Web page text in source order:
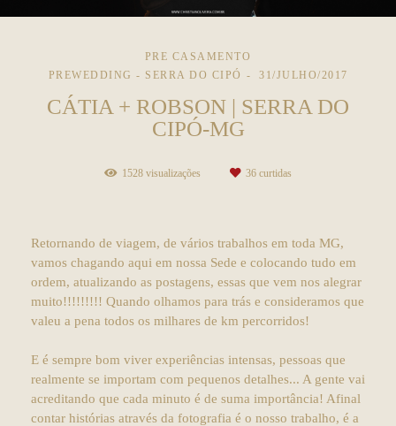
PRE CASAMENTO
PREWEDDING - SERRA DO CIPÓ
31/JULHO/2017
CÁTIA + ROBSON | SERRA DO
CIPÓ-MG
1528 visualizações 36 curtidas
Retornando de viagem, de vários trabalhos em toda MG,
vamos chagando aqui em nossa Sede e colocando tudo em
ordem, atualizando as postagens, essas que vem nos alegrar
muito!!!!!!!!! Quando olhamos para trás e consideramos que
valeu a pena todos os milhares de km percorridos!
E é sempre bom viver experiências intensas, pessoas que
realmente se importam com pequenos detalhes... A gente vai
acreditando que cada minuto é de suma importância! Afinal
contar histórias através da fotografia é o nosso trabalho, é a